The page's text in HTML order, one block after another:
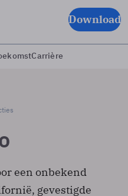
Download
Carrière
een onbekend
gevestigde